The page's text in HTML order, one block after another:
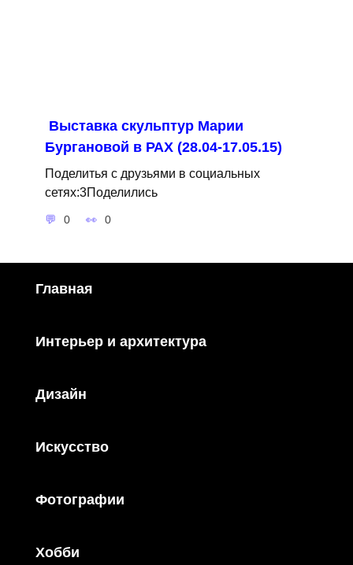
Выставка скульптур Марии
Бургановой в РАХ (28.04-17.05.15)
Поделитья с друзьями в социальных
сетях:3Поделились
0 0
Главная
Интерьер и архитектура
Дизайн
Искусство
Фотографии
Хобби